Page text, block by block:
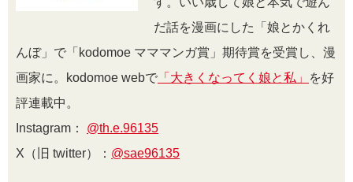
だ話を漫画にした「娘とかくれ
んぼ」で「kodomoe マママンガ賞」期待賞を受賞し、漫
画家に。kodomoe webで 「大きくなってく娘と私」
を好
評連載中。
Instagram： @th.e.96135
X（旧 twitter）： @sae96135